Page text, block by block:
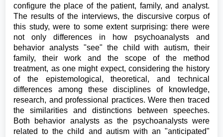
configure the place of the patient, family, and analyst.
The results of the interviews, the discursive corpus of
this study, were to some extent surprising: there were
not only differences in how psychoanalysts and
behavior analysts "see" the child with autism, their
family, their work and the scope of the method
treatment, as one might expect, considering the history
of the epistemological, theoretical, and technical
differences among these disciplines of knowledge,
research, and professional practices. Were then traced
the similarities and distinctions between speeches.
Both behavior analysts as the psychoanalysts were
related to the child and autism with an "anticipated"